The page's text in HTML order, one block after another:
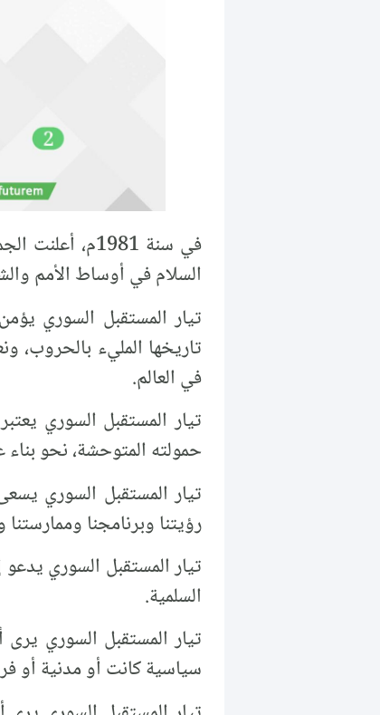
السلام في أوساط الأمم
تيار المستقبل السوري
تاريخها المليء
في العالم.
تيار المستقبل السوري
حمولته المتوحشة، نحو بناء
تيار المستقبل السوري
رؤيتنا وبرنامجنا
تيار المستقبل السوري
السلمية.
تيار المستقبل السوري
سياسية كانت أو مدنية أو